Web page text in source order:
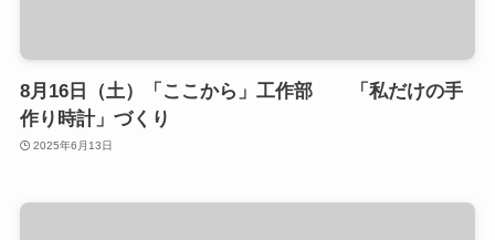
8月16日（土）「ここから」工作部 「私だけの手
作り時計」づくり
2025年6月13日